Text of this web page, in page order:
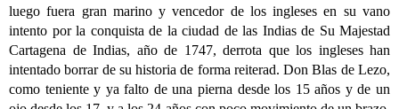
luego fuera gran marino y vencedor de los ingleses en su vano
intento por la conquista de la ciudad de las Indias de Su Majestad
Cartagena de Indias, año de 1747, derrota que los ingleses han
intentado borrar de su historia de forma reiterad. Don Blas de Lezo,
como teniente y ya falto de una pierna desde los 15 años y de un